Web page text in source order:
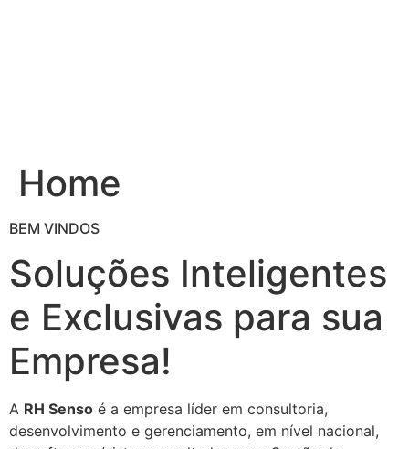
Home
BEM VINDOS
Soluções Inteligentes
e Exclusivas para sua
Empresa!
A RH Senso é a empresa líder em consultoria,
desenvolvimento e gerenciamento, em nível nacional,